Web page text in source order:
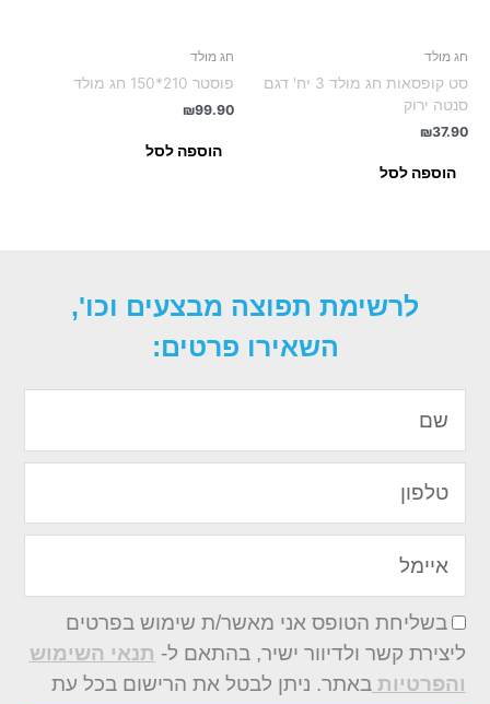
חג מולד
סט קופסאות חג מולד 3 יח' דגם
סנטה ירוק
₪37.90
הוספה לסל
חג מולד
פוסטר 210*150 חג מולד
₪99.90
הוספה לסל
לרשימת תפוצה מבצעים וכו',
השאירו פרטים:
בשליחת הטופס אני מאשר/ת שימוש בפרטים
ליצירת קשר ולדיוור ישיר, בהתאם ל- תנאי השימוש
והפרטיותבאתר. ניתן לבטל את הרישום בכל עת